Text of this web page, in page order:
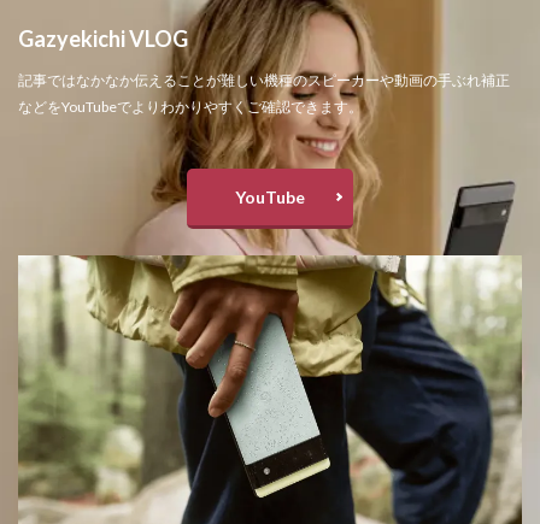
Gazyekichi VLOG
記事ではなかなか伝えることが難しい機種のスピーカーや動画の手ぶれ補正
などをYouTubeでよりわかりやすくご確認できます。
YouTube